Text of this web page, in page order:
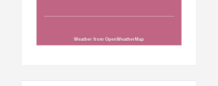
Weather from OpenWeatherMap